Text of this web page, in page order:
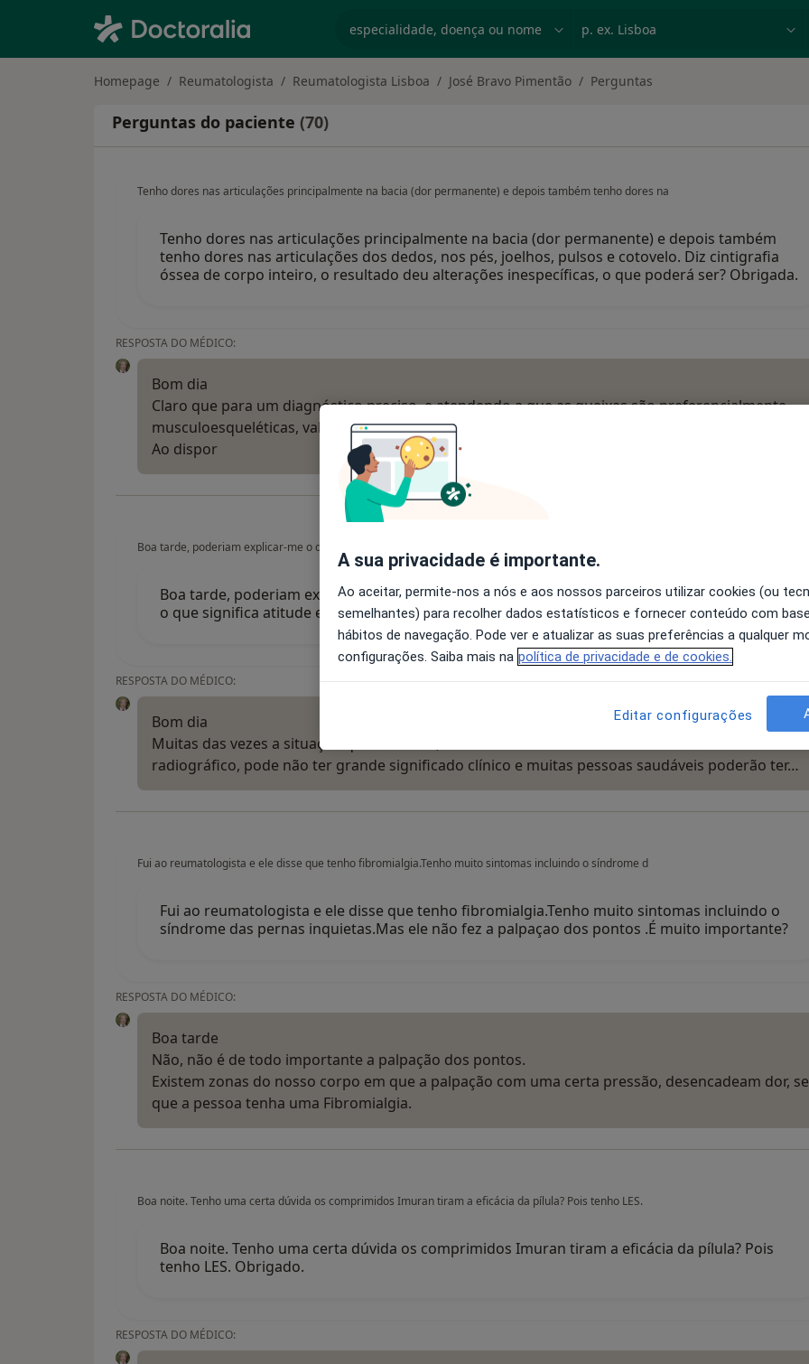
Homepage Reumatologista Reumatologista Lisboa José Bravo Pimentão Perguntas
Perguntas do paciente (70)
Tenho dores nas articulações principalmente na bacia (dor permanente) e depois também tenho dores na
Tenho dores nas articulações principalmente na bacia (dor permanente) e depois também
tenho dores nas articulações dos dedos, nos pés, joelhos, pulsos e cotovelo. Diz cintigrafia
óssea de corpo inteiro, o resultado deu alterações inespecíficas, o que poderá ser? Obrigada.
RESPOSTA DO MÉDICO:
Bom dia
Claro que para um diagnóstico preciso, e atendendo a que as queixas são preferencialmente
musculoesqueléticas, valeria a pena ser observada por um reumatologista.
Ao dispor
Boa tarde, poderiam explicar-me o que significa rectificação na curvatura fisiológica lombar e o que
Boa tarde, poderiam explicar-me o que significa rectificação na curvatura fisiológica lombar e
o que significa atitude escoliótica dorsal dextro-convexa e lombar dextro-côncava? Obrigada.
RESPOSTA DO MÉDICO:
Bom dia
Muitas das vezes a situação que descreve, e com certeza baseada num relatório do exame
radiográfico, pode não ter grande significado clínico e muitas pessoas saudáveis poderão ter…
Fui ao reumatologista e ele disse que tenho fibromialgia.Tenho muito sintomas incluindo o síndrome d
Fui ao reumatologista e ele disse que tenho fibromialgia.Tenho muito sintomas incluindo o
síndrome das pernas inquietas.Mas ele não fez a palpaçao dos pontos .É muito importante?
RESPOSTA DO MÉDICO:
Boa tarde
Não, não é de todo importante a palpação dos pontos.
Existem zonas do nosso corpo em que a palpação com uma certa pressão, desencadeam dor,
que a pessoa tenha uma Fibromialgia.
Boa noite. Tenho uma certa dúvida os comprimidos Imuran tiram a eficácia da pílula? Pois tenho LES.
Boa noite. Tenho uma certa dúvida os comprimidos Imuran tiram a eficácia da pílula? Pois
tenho LES. Obrigado.
RESPOSTA DO MÉDICO:
A sua privacidade é importante.
Ao aceitar, permite-nos a nós e aos nossos parceiros utilizar cookies (ou
semelhantes) para recolher dados estatísticos e fornecer conteúdo com
hábitos de navegação. Pode ver e atualizar as suas preferências a qualquer
configurações. Saiba mais na política de privacidade e de cookies.
Editar configurações